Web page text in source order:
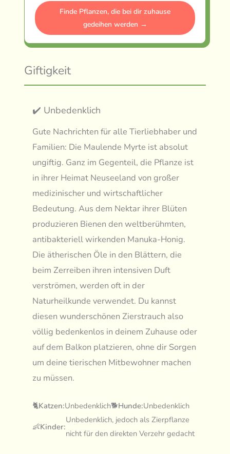
Finde Pflanzen, die bei dir zuhause
gedeihen werden →
Giftigkeit
✔️ Unbedenklich
Gute Nachrichten für alle Tierliebhaber und
Familien: Die Maulende Myrte ist absolut
ungiftig. Ganz im Gegenteil, die Pflanze ist
in ihrer Heimat Neuseeland von großer
medizinischer und wirtschaftlicher
Bedeutung. Aus dem Nektar ihrer Blüten
produzieren Bienen den weltberühmten,
antibakteriell wirkenden Manuka-Honig.
Die ätherischen Öle in den Blättern, die
beim Zerreiben ihren intensiven Duft
verströmen, werden oft in der
Naturheilkunde verwendet. Du kannst
diesen wunderschönen Zierstrauch also
völlig bedenkenlos in deinem Zuhause oder
auf dem Balkon platzieren, ohne dir Sorgen
um deine tierischen Mitbewohner machen
zu müssen.
🐈Katzen:Unbedenklich🐕Hunde:Unbedenklich
👶Kinder:
Unbedenklich, jedoch als Zierpflanze
nicht für den direkten Verzehr gedacht